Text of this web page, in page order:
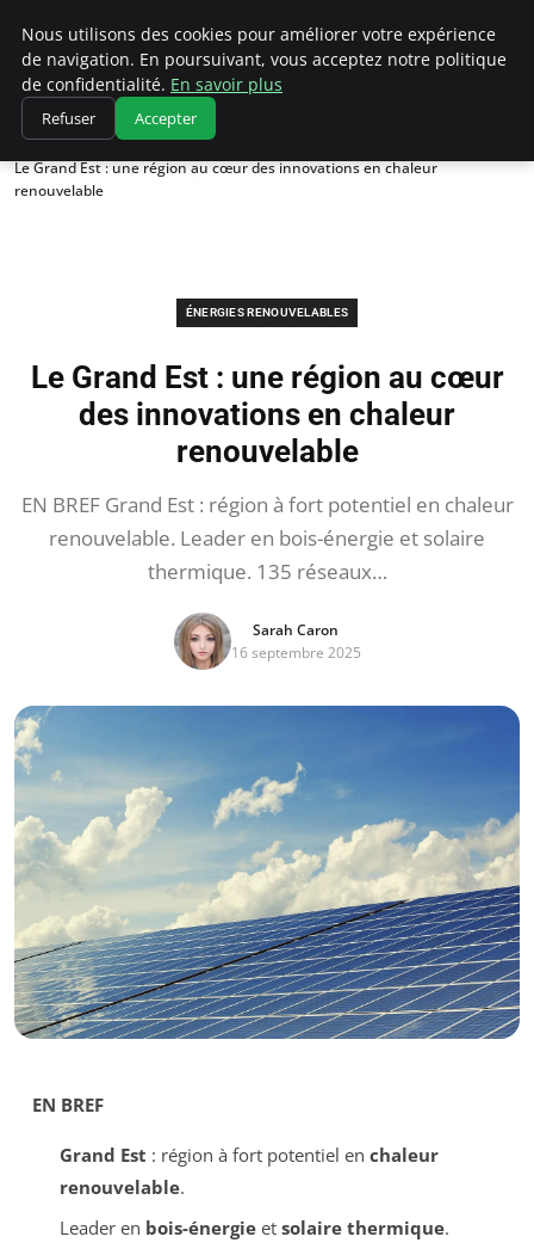
Climatedebtagents
Accueil
Énergies Renouvelables
Le Grand Est : une région au cœur des innovations en chaleur
renouvelable
ÉNERGIES RENOUVELABLES
Le Grand Est : une région au cœur
des innovations en chaleur
renouvelable
EN BREF Grand Est : région à fort potentiel en chaleur
renouvelable. Leader en bois-énergie et solaire
thermique. 135 réseaux…
Sarah Caron
16 septembre 2025
EN BREF
Grand Est : région à fort potentiel en chaleur
renouvelable.
Leader en bois-énergieet solaire thermique.
Nous utilisons des cookies pour améliorer votre expérience
de navigation. En poursuivant, vous acceptez notre politique
de confidentialité. En savoir plus
Refuser Accepter